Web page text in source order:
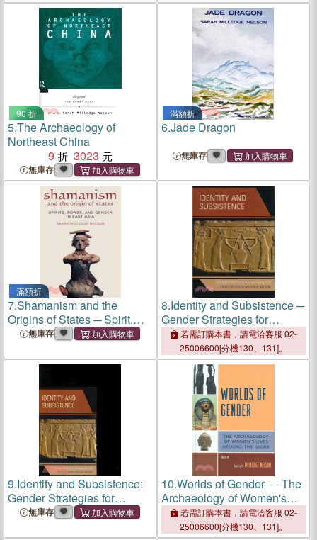
90 折
5.The Archaeology of
Northeast China
9
3023
無庫存
滿額折
6.Jade Dragon
無庫存
滿額折
7.Shamanism and the
Origins of States ─ Spirit,
Power, and Gender in East
無庫存
8.Identity and Subsistence ─
Gender Strategies for
Archaeology
若需訂購本書，請電洽客服 02-
25006600[分機130、131]。
9.Identity and Subsistence:
Gender Strategies for
Archaeology
無庫存
10.Worlds of Gender ― The
Archaeology of Women's
Lives Around the Globe
若需訂購本書，請電洽客服 02-
25006600[分機130、131]。